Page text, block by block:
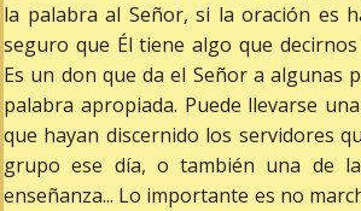
la palabra al Señor, si la oración es
seguro que Él tiene algo que
Es un don que da el Señor a algunas
palabra apropiada. Puede llevarse
que hayan discernido los servidores
grupo ese día, o también una de
enseñanza... Lo importante es no